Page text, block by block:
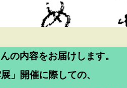
の内容をお届けします。
」開催に際しての、